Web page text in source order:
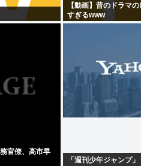
【動画】昔のドラマ
すぎるwww
官僚、高市早
「週刊少年ジャンプ